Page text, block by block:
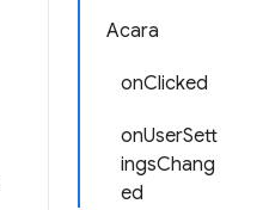
Acara
onClicked
onUserSett
ingsChang
ed